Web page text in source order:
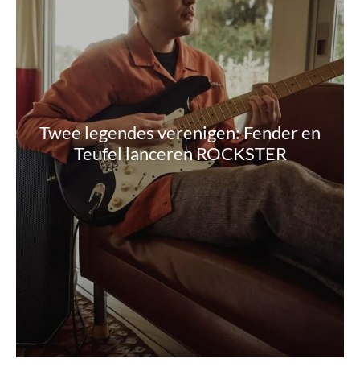
Twee legendes verenigen: Fender en
Teufel lanceren ROCKSTER